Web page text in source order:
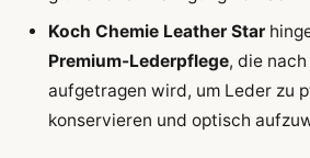
Koch Chemie Leather Star
Premium-Lederpflege, die
aufgetragen wird, um Leder zu
konservieren und optisch